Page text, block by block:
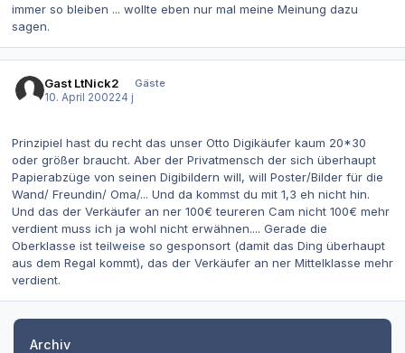
immer so bleiben ... wollte eben nur mal meine Meinung dazu
sagen.
Gast LtNick2
Gäste
10. April 200224 j
Prinzipiel hast du recht das unser Otto Digikäufer kaum 20*30
oder größer braucht. Aber der Privatmensch der sich überhaupt
Papierabzüge von seinen Digibildern will, will Poster/Bilder für die
Wand/ Freundin/ Oma/... Und da kommst du mit 1,3 eh nicht hin.
Und das der Verkäufer an ner 100€ teureren Cam nicht 100€ mehr
verdient muss ich ja wohl nicht erwähnen.... Gerade die
Oberklasse ist teilweise so gesponsort (damit das Ding überhaupt
aus dem Regal kommt), das der Verkäufer an ner Mittelklasse mehr
verdient.
Archiv